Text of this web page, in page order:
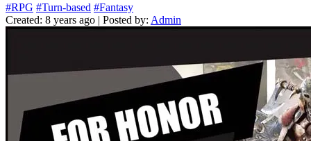
#RPG #Turn-based #Fantasy
Created: 8 years ago | Posted by: Admin